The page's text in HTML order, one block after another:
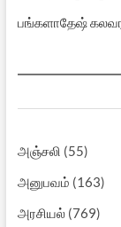
பங்களாதேஷ்
அஞ்சலி (55)
அனுபவம் (163)
அரசியல்(769)